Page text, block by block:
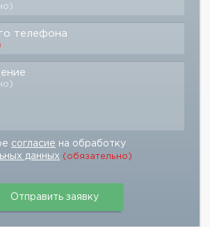
телефона
согласие на обработку
данных (обязательно)